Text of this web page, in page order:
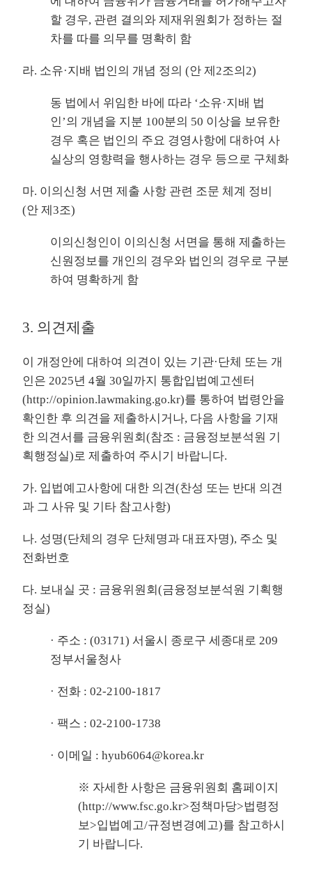
할 경우, 관련 결의와 제재위원회가 정하는 절
차를 따를 의무를 명확히 함
라. 소유·지배 법인의 개념 정의 (안 제2조의2)
동 법에서 위임한 바에 따라 ‘소유·지배 법
인’의 개념을 지분 100분의 50 이상을 보유한
경우 혹은 법인의 주요 경영사항에 대하여 사
실상의 영향력을 행사하는 경우 등으로 구체화
마. 이의신청 서면 제출 사항 관련 조문 체계 정비
(안 제3조)
이의신청인이 이의신청 서면을 통해 제출하는
신원정보를 개인의 경우와 법인의 경우로 구분
하여 명확하게 함
3. 의견제출
이 개정안에 대하여 의견이 있는 기관·단체 또는 개
인은 2025년 4월 30일까지 통합입법예고센터
(http://opinion.lawmaking.go.kr)를 통하여 법령안을
확인한 후 의견을 제출하시거나, 다음 사항을 기재
한 의견서를 금융위원회(참조 : 금융정보분석원 기
획행정실)로 제출하여 주시기 바랍니다.
가. 입법예고사항에 대한 의견(찬성 또는 반대 의견
과 그 사유 및 기타 참고사항)
나. 성명(단체의 경우 단체명과 대표자명), 주소 및
전화번호
다. 보내실 곳 : 금융위원회(금융정보분석원 기획행
정실)
· 주소 : (03171) 서울시 종로구 세종대로 209
정부서울청사
· 전화 : 02-2100-1817
· 팩스 : 02-2100-1738
· 이메일 : hyub6064@korea.kr
※ 자세한 사항은 금융위원회 홈페이지
(http://www.fsc.go.kr>정책마당>법령정
보>입법예고/규정변경예고)를 참고하시
기 바랍니다.